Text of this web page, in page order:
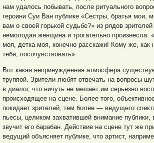
нам удалось побывать, после ритуального
героини Суи Ван публике «Сестры, братья мои,
вам о своей горькой судьбе?» из рядов
немолодая женщина и трогательно произнесла:
моя, детка моя, конечно расскажи! Кому же,
тебя, посочувствовать».
Вот какая непринужденная атмосфера
труппой. Зрители любят отвечать на вопросы
в диалог, что ничуть не мешает им серьезно
происходящее на сцене. Более того,
покидает зрителей, тем более — ведущего
пьесы, целиком захватившей внимание публики,
звучит его барабан. Действие на сцене тут же
ведущий объясняет публике, что артист,